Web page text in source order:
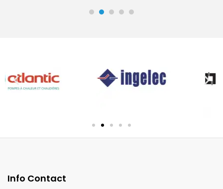
Info Contact